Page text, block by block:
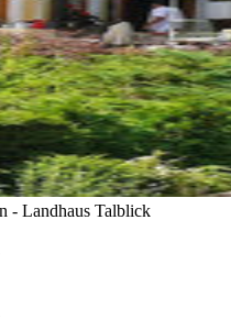
- Landhaus Talblick